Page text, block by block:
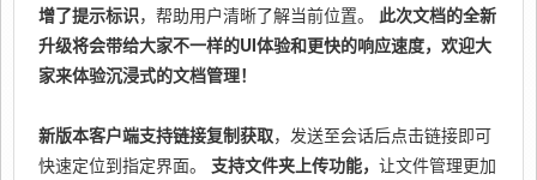
增了提示标识，帮助用户清晰了解当前位置。 此次文档的全新
升级将会带给大家不一样的UI体验和更快的响应速度，欢迎大
家来体验沉浸式的文档管理！
新版本客户端支持链接复制获取，发送至会话后点击链接即可
快速定位到指定界面。 支持文件夹上传功能， 让文件管理更加